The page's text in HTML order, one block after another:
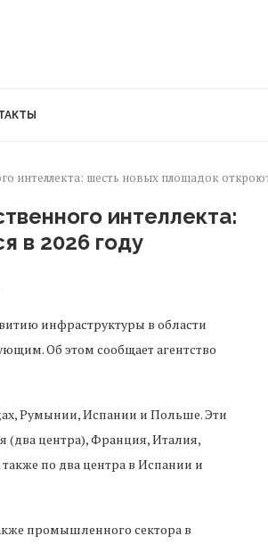
интеллекта: шесть новых площадок
интеллекта:
в 2026 году
инфраструктуры в области
Об этом сообщает агентство
Румынии, Испании и Польше. Эти
(два центра), Франция, Италия,
по два центра в Испании и
промышленного сектора в